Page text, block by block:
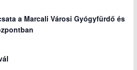
a Marcali Városi Gyógyfürdő és